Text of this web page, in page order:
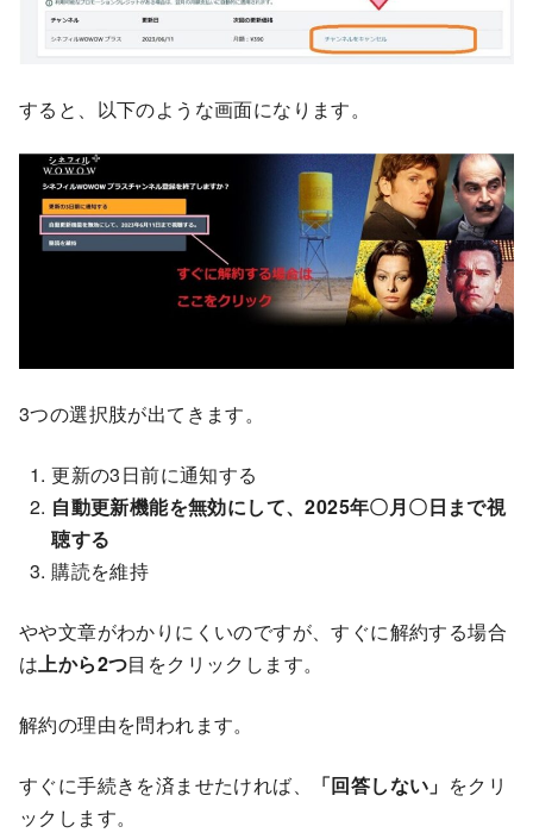
すると、以下のような画面になります。
3つの選択肢が出てきます。
更新の3日前に通知する
自動更新機能を無効にして、2025年〇月〇日まで視
聴する
購読を維持
やや文章がわかりにくいのですが、すぐに解約する場合
は上から2つ目をクリックします。
解約の理由を問われます。
すぐに手続きを済ませたければ、 「回答しない」 をクリ
ックします。